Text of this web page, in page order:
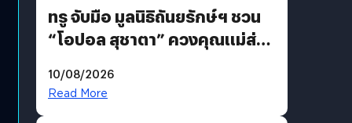
ทรู จับมือ มูลนิธิถันยรักษ์ฯ ชวน
“โอปอล สุชาตา” ควงคุณแม่ส่ง
เติมเต็มความหมายวันแม่ปีนี้
10/08/2026
Read More